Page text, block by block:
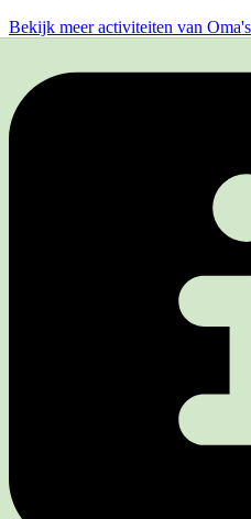
Bekijk meer activiteiten van